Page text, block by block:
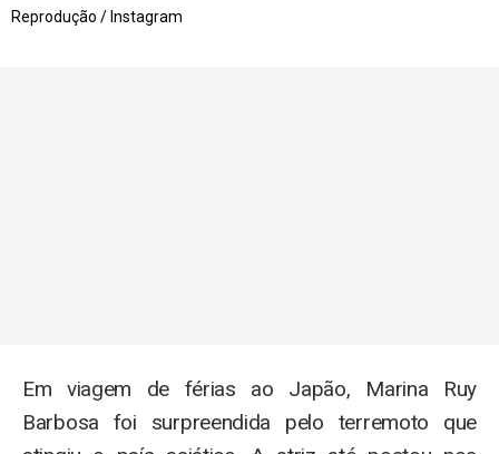
Reprodução / Instagram
Em viagem de férias ao Japão, Marina Ruy
Barbosa foi surpreendida pelo terremoto que